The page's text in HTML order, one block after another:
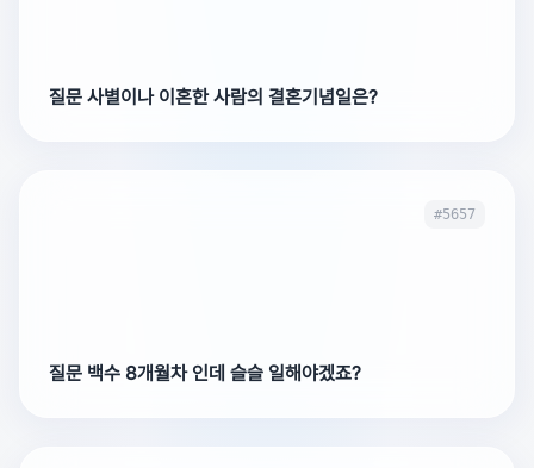
질문 사별이나 이혼한 사람의 결혼기념일은?
#5657
질문 백수 8개월차 인데 슬슬 일해야겠죠?